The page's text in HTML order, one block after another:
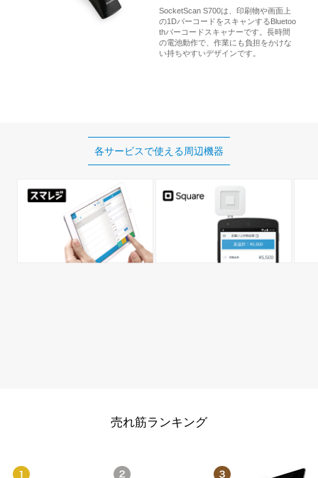
各サービスで使える周辺機器
売れ筋ランキング
SocketScan S700は、印刷物や画面上
の1DバーコードをスキャンするBluetoo
thバーコードスキャナーです。長時間
の電池動作で、作業にも負担をかけな
い持ちやすいデザインです。